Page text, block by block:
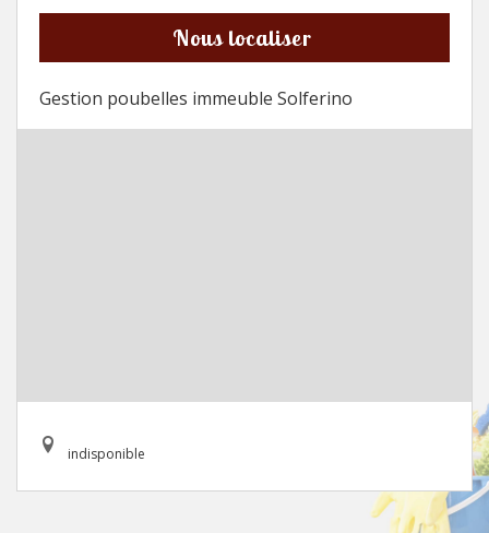
Nous localiser
Gestion poubelles immeuble Solferino
indisponible